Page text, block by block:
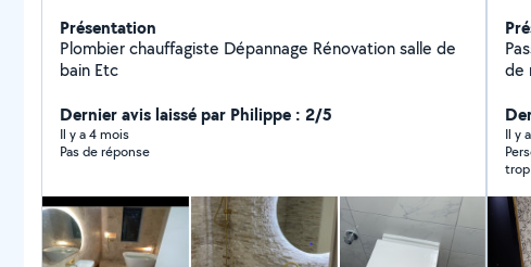
Présentation
Plombier chauffagiste Dépannage Rénovation salle de
bain Etc
Dernier avis laissé par Philippe : 2/5
Il y a 4 mois
Pas de réponse
de
de
Il y
Personne